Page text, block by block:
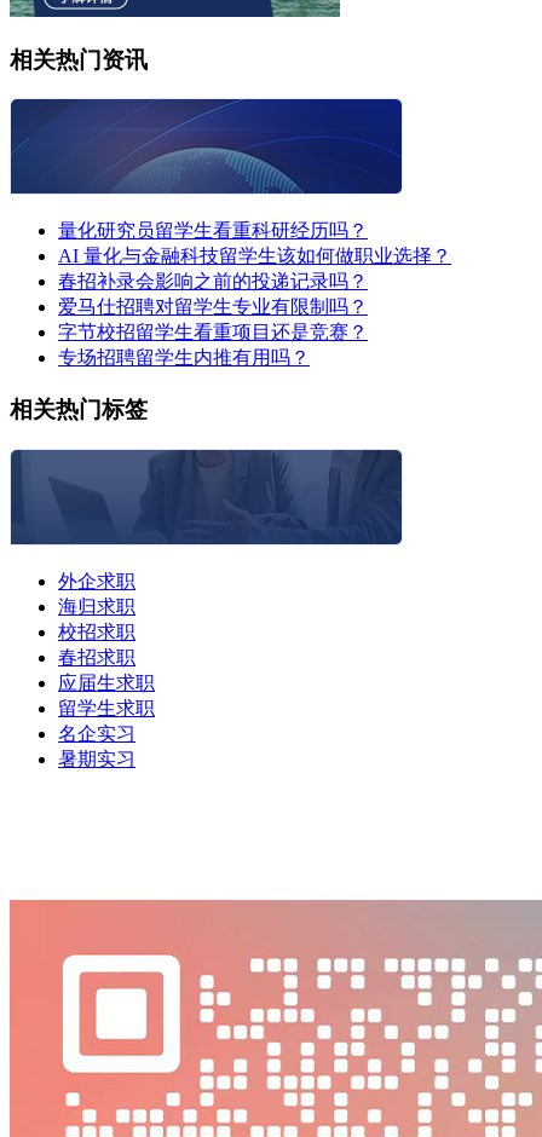
相关热门资讯
量化研究员留学生看重科研经历吗？
AI 量化与金融科技留学生该如何做职业选择？
春招补录会影响之前的投递记录吗？
爱马仕招聘对留学生专业有限制吗？
字节校招留学生看重项目还是竞赛？
专场招聘留学生内推有用吗？
相关热门标签
外企求职
海归求职
校招求职
春招求职
应届生求职
留学生求职
名企实习
暑期实习